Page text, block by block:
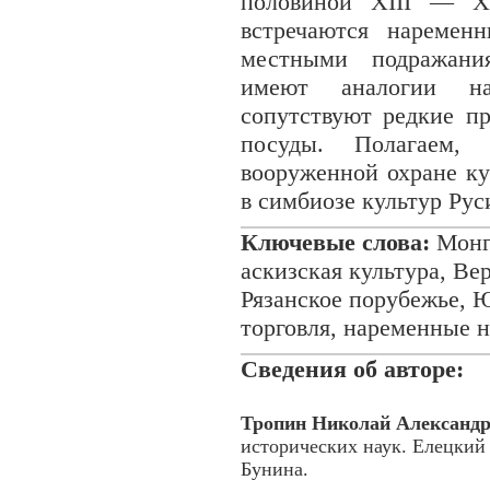
встречаются
местными
имеют аналогии
сопутствуют редкие
посуды.
вооруженной охране
в симбиозе культур
Ключевые слова:
аскизская культура,
Рязанское порубежье,
торговля, наременные
Сведения об авторе:
Тропин Николай
исторических наук.
Бунина.